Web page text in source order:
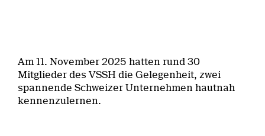
Am 11. November 2025 hatten rund 30
Mitglieder des VSSH die Gelegenheit, zwei
spannende Schweizer Unternehmen hautnah
kennenzulernen.